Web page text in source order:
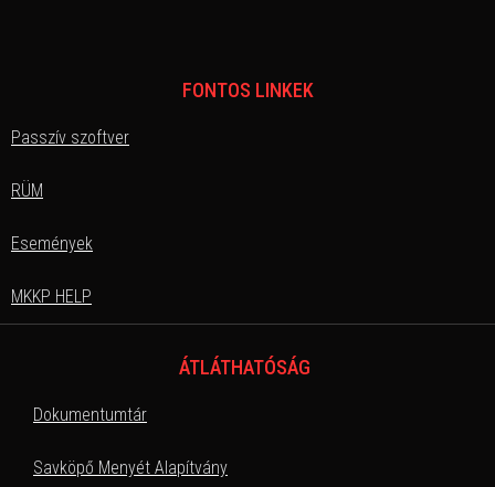
FONTOS LINKEK
Passzív szoftver
RÜM
Események
MKKP HELP
ÁTLÁTHATÓSÁG
Dokumentumtár
Savköpő Menyét Alapítvány